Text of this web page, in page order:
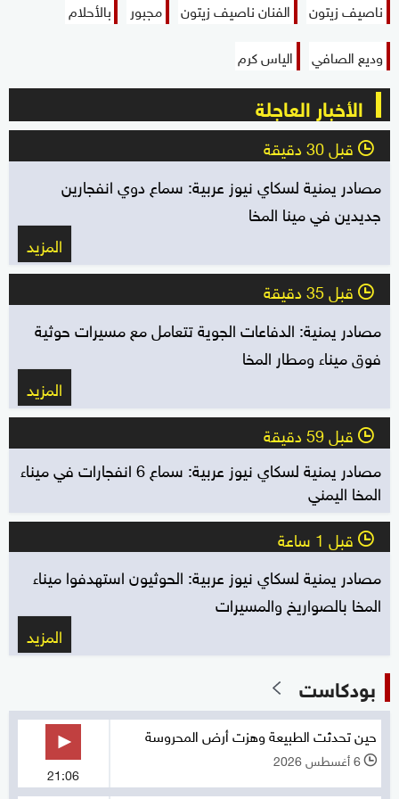
ناصيف زيتون الفنان ناصيف زيتون مجبور
بالأحلام
وديع الصافي
الياس كرم
الأخبار العاجلة
l قبل 30 دقيقة
مصادر يمنية لسكاي نيوز عربية: سماع دوي انفجارين
جديدين في مينا المخا
المزيد
l قبل 35 دقيقة
مصادر يمنية: الدفاعات الجوية تتعامل مع مسيرات حوثية
فوق ميناء ومطار المخا
المزيد
l قبل 59 دقيقة
مصادر يمنية لسكاي نيوز عربية: سماع 6 انفجارات في ميناء
المخا اليمني
l قبل 1 ساعة
مصادر يمنية لسكاي نيوز عربية: الحوثيون استهدفوا ميناء
المخا بالصواريخ والمسيرات
المزيد
بودكاست
حين تحدثت الطبيعة وهزت أرض المحروسة
l 6 أغسطس 2026
21:06